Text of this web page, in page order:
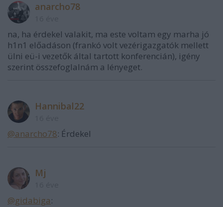
anarcho78
na, ha érdekel valakit, ma este voltam egy marha jó
h1n1 előadáson (frankó volt vezérigazgatók mellett
ülni eü-i vezetők által tartott konferencián), igény
szerint összefoglalnám a lényeget.
Hannibal22
@anarcho78: Érdekel
Mj
@gidabiga: